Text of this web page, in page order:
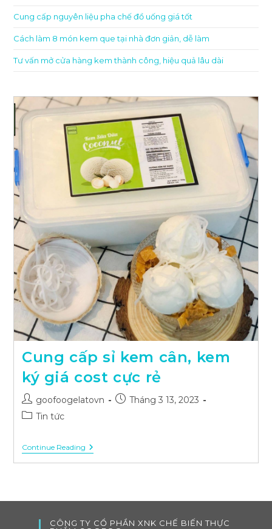
Cung cấp nguyên liệu pha chế đồ uống giá tốt
Cách làm 8 món kem que tại nhà đơn giản, dễ làm
Tư vấn mở cửa hàng kem thành công, hiệu quả lâu dài
Cung cấp sỉ kem cân, kem
ký giá cost cực rẻ
Post
author:
goofoogelatovn
PostTháng 3 13, 2023
PostTin tức
Continue ReadingCung
Cấp
Sỉ
Cost
CÔNG TY CỔ PHẦN XNK CHẾ BIẾN THỰC